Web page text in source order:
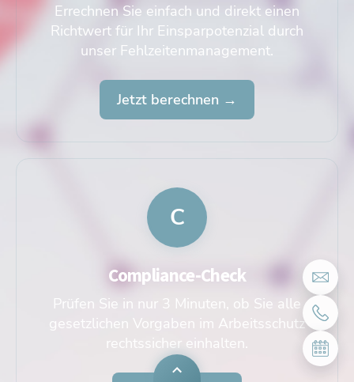
Errechnen Sie einfach und direkt einen
Richtwert für Ihr Einsparpotenzial durch
unser Fehlzeitenmanagement.
Jetzt berechnen →
C
Compliance-Check
Prüfen Sie in nur 3 Minuten, ob Sie alle
gesetzlichen Vorgaben im Arbeitsschutz
rechtssicher einhalten.